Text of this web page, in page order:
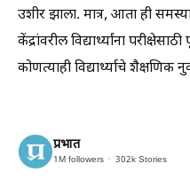
उशीर झाला. मात्र, आता ही
केंद्रांवरील विद्यार्थ्यांना
कोणत्याही विद्यार्थ्याचे शैक्षणिक
प्रभात
1M followers 302k Stories